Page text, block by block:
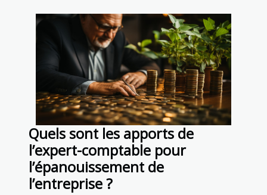
Quels sont les apports de
l’expert-comptable pour
l’épanouissement de
l’entreprise ?